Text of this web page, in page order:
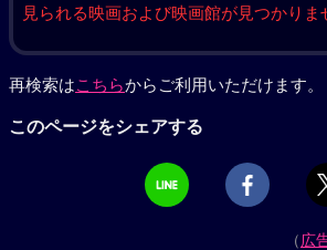
見られる映画および映画館が見つかりま
再検索はこちらからご利用いただけます。
このページをシェアする
（広